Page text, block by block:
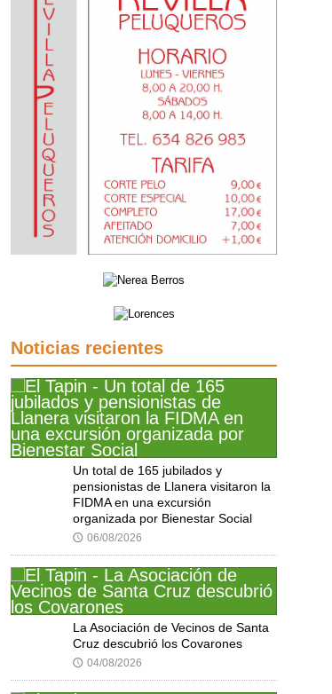
Noticias recientes
Un total de 165 jubilados y
pensionistas de Llanera visitaron la
FIDMA en una excursión
organizada por Bienestar Social
🕔 06/08/2026
La Asociación de Vecinos de Santa
Cruz descubrió los Covarones
🕔 04/08/2026